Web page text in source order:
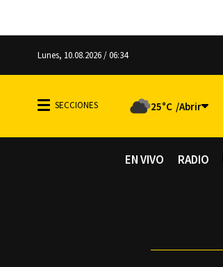
Lunes, 10.08.2026 / 06:34
25°C
EN VIVO RADIO